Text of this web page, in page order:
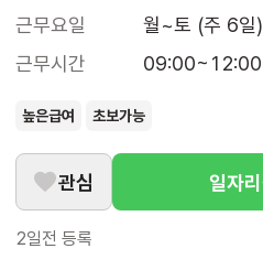
근무요일
월~토 (주 6일)
근무시간
09:00~12:00
높은급여 초보가능
관심 일자
2일전 등록